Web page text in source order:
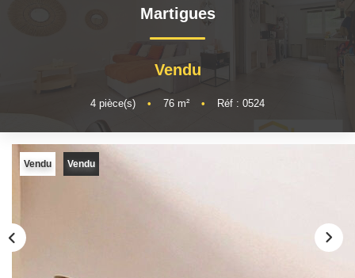
NOTRE AGENCE
Qui Sommes-Nous
Notre Équipe
Martigues
Vendu
4 pièce(s) • 76 m² • Réf : 0524
Vendu Vendu